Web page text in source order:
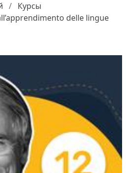
Курсы
delle lingue